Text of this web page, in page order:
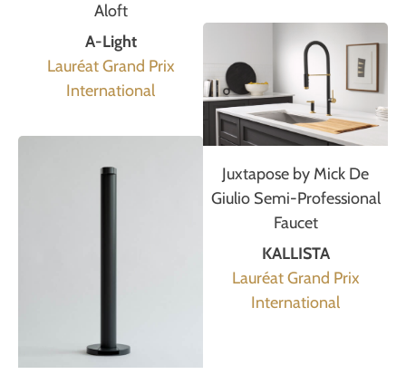
Aloft
A-Light
Lauréat Grand Prix
International
Juxtapose by Mick De
Giulio Semi-Professional
Faucet
KALLISTA
Lauréat Grand Prix
International